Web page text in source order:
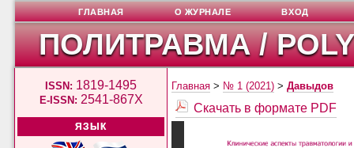
ПОЛИТРАВМА /
ISSN: 1819-1495
E-ISSN: 2541-867X
ЯЗЫК
ГЛАВНАЯ О ЖУРНАЛЕ ВХОД
Главная > № 1 (2021) >Давыдов
Скачать в формате PDF